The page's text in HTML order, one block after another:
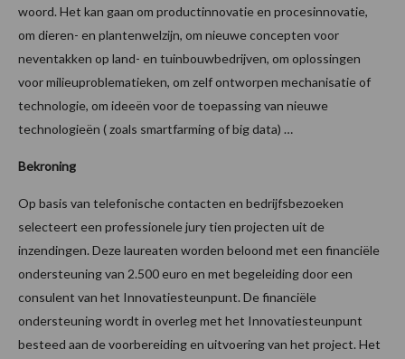
woord. Het kan gaan om productinnovatie en procesinnovatie,
om dieren- en plantenwelzijn, om nieuwe concepten voor
neventakken op land- en tuinbouwbedrijven, om oplossingen
voor milieuproblematieken, om zelf ontworpen mechanisatie of
technologie, om ideeën voor de toepassing van nieuwe
technologieën ( zoals smartfarming of big data) …
Bekroning
Op basis van telefonische contacten en bedrijfsbezoeken
selecteert een professionele jury tien projecten uit de
inzendingen. Deze laureaten worden beloond met een financiële
ondersteuning van 2.500 euro en met begeleiding door een
consulent van het Innovatiesteunpunt. De financiële
ondersteuning wordt in overleg met het Innovatiesteunpunt
besteed aan de voorbereiding en uitvoering van het project. Het